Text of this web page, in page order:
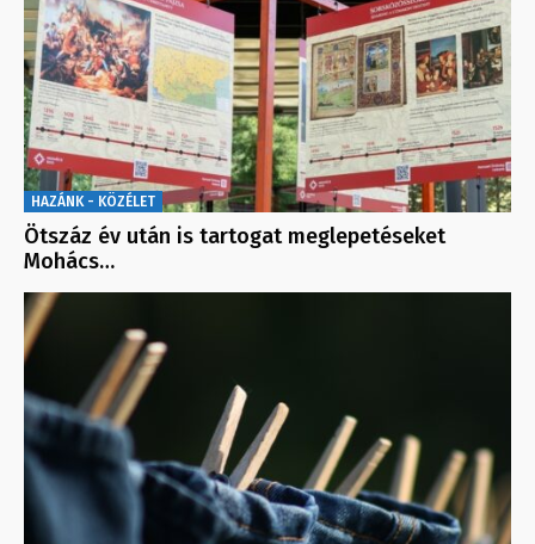
HAZÁNK - KÖZÉLET
Ötszáz év után is tartogat meglepetéseket
Mohács…